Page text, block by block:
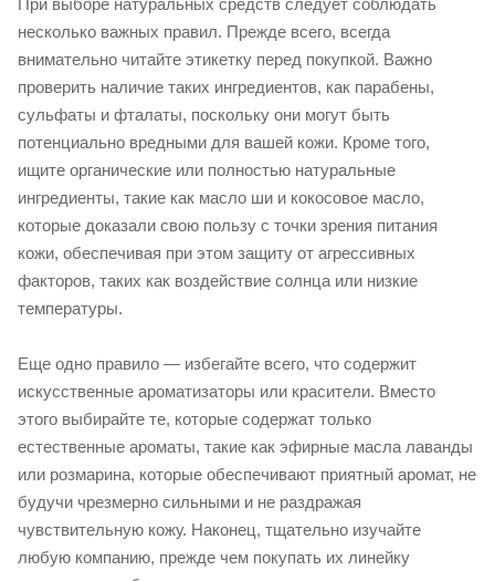
При выборе натуральных средств следует соблюдать
несколько важных правил. Прежде всего, всегда
внимательно читайте этикетку перед покупкой. Важно
проверить наличие таких ингредиентов, как парабены,
сульфаты и фталаты, поскольку они могут быть
потенциально вредными для вашей кожи. Кроме того,
ищите органические или полностью натуральные
ингредиенты, такие как масло ши и кокосовое масло,
которые доказали свою пользу с точки зрения питания
кожи, обеспечивая при этом защиту от агрессивных
факторов, таких как воздействие солнца или низкие
температуры.
Еще одно правило — избегайте всего, что содержит
искусственные ароматизаторы или красители. Вместо
этого выбирайте те, которые содержат только
естественные ароматы, такие как эфирные масла лаванды
или розмарина, которые обеспечивают приятный аромат, не
будучи чрезмерно сильными и не раздражая
чувствительную кожу. Наконец, тщательно изучайте
любую компанию, прежде чем покупать их линейку